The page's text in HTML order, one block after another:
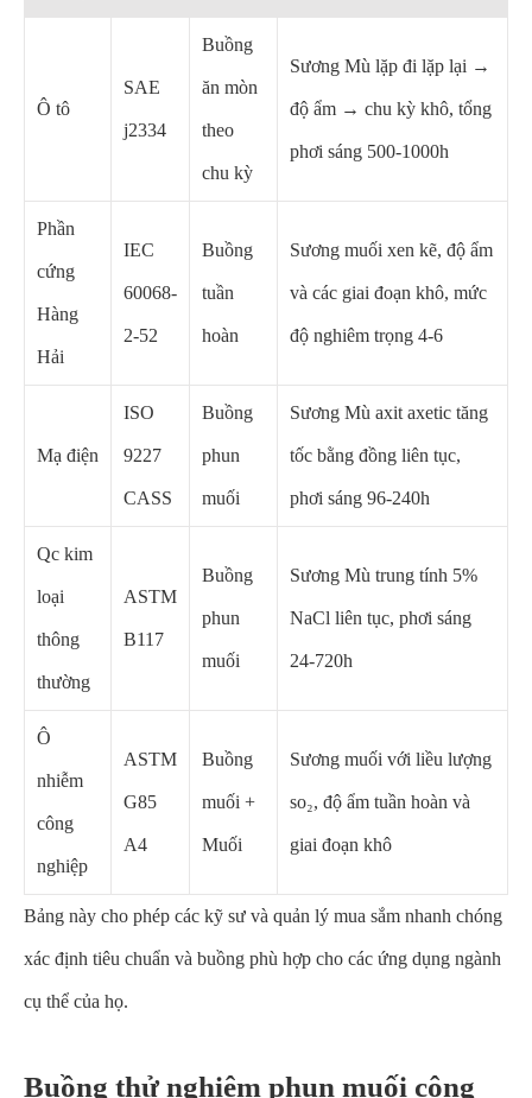
Ô tô
SAE
j2334
Buồng
ăn mòn
theo
chu kỳ
Sương Mù lặp đi lặp lại →
độ ẩm → chu kỳ khô, tổng
phơi sáng 500-1000h
Phần
cứng
Hàng
Hải
IEC
60068-
2-52
Buồng
tuần
hoàn
Sương muối xen kẽ, độ ẩm
và các giai đoạn khô, mức
độ nghiêm trọng 4-6
Mạ điện
ISO
9227
CASS
Buồng
phun
muối
Sương Mù axit axetic tăng
tốc bằng đồng liên tục,
phơi sáng 96-240h
Qc kim
loại
thông
thường
ASTM
B117
Buồng
phun
muối
Sương Mù trung tính 5%
NaCl liên tục, phơi sáng
24-720h
Ô
nhiễm
công
nghiệp
ASTM
G85
A4
Buồng
muối +
Muối
Sương muối với liều lượng
so₂, độ ẩm tuần hoàn và
giai đoạn khô
Bảng này cho phép các kỹ sư và quản lý mua sắm nhanh chóng
xác định tiêu chuẩn và buồng phù hợp cho các ứng dụng ngành
cụ thể của họ.
Buồng thử nghiệm phun muối công